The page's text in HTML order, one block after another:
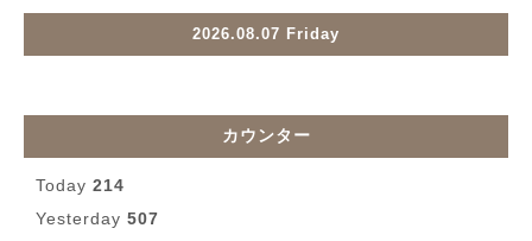
2026.08.07 Friday
カウンター
Today 214
Yesterday 507